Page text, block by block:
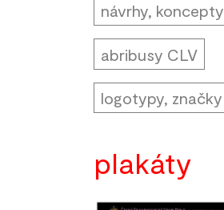
návrhy, koncepty
abribusy CLV
logotypy, značky
plakáty